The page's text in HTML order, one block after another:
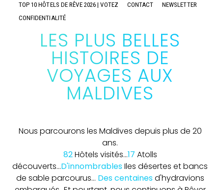
TOP 10 HÔTELS DE RÊVE 2026 | VOTEZ
CONTACT
NEWSLETTER
CONFIDENTIALITÉ
LES PLUS BELLES
HISTOIRES DE
VOYAGES AUX
MALDIVES
Nous parcourons les Maldives depuis plus de 20
ans.
82Hôtels visités...17 Atolls
découverts...D'innombrablesIles désertes et bancs
de sable parcourus... Des centainesd'hydravions